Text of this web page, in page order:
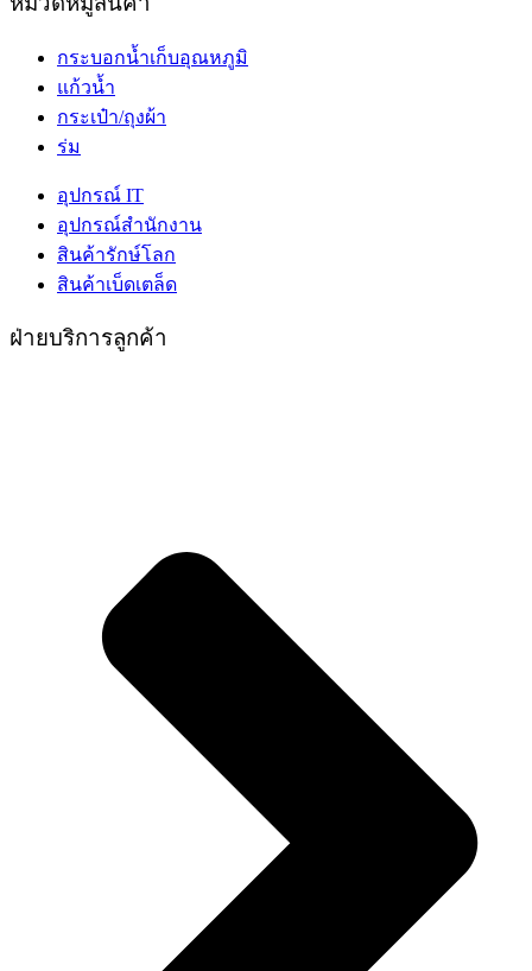
กระบอกน้ำเก็บอุณหภูมิ
แก้วน้ำ
กระเป๋า/ถุงผ้า
ร่ม
อุปกรณ์ IT
อุปกรณ์สำนักงาน
สินค้ารักษ์โลก
สินค้าเบ็ดเตล็ด
ฝ่ายบริการลูกค้า